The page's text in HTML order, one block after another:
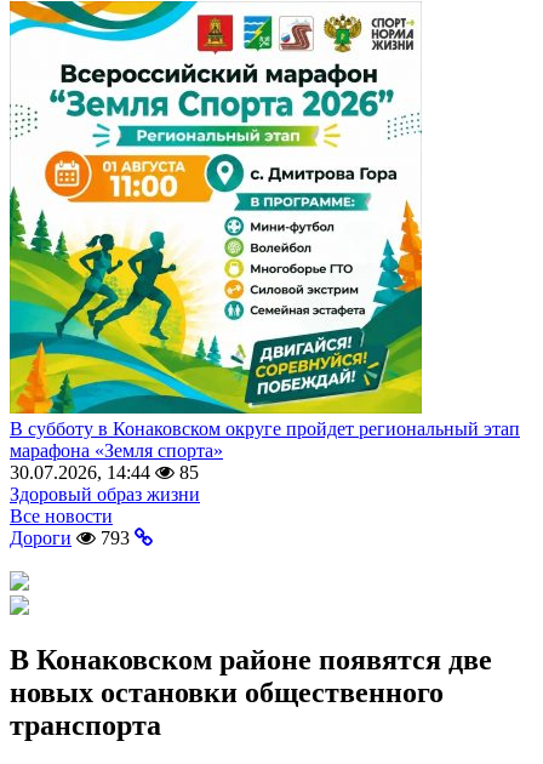
В субботу в Конаковском округе пройдет региональный этап
марафона «Земля спорта»
30.07.2026, 14:44
85
Здоровый образ жизни
Все новости
Дороги
793
В Конаковском районе появятся две
новых остановки общественного
транспорта